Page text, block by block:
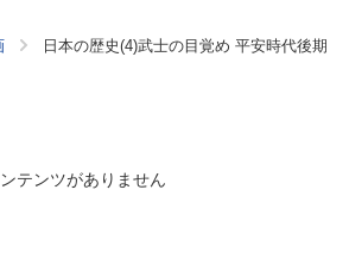
日本の歴史(4)武士の目覚め 平安時代後期
テンツがありません